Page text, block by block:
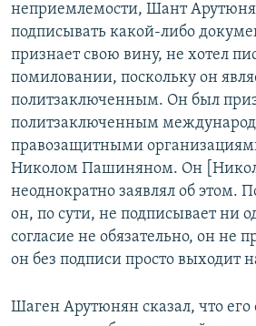
неприемлемости, Шант
подписывать какой-либо
признает свою вину, не хотел
помиловании, поскольку он
политзаключенным. Он был
политзаключенным
правозащитными
Николом Пашиняном. Он
неоднократно заявлял об этом.
он, по сути, не подписывает ни
согласие не обязательно, он не
он без подписи просто выходит
Шаген Арутюнян сказал, что его